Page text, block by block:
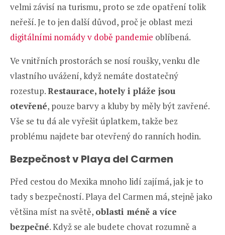
velmi závisí na turismu, proto se zde opatření tolik
neřeší. Je to jen další důvod, proč je oblast mezi
digitálními nomády v době pandemie oblíbená.
Ve vnitřních prostorách se nosí roušky, venku dle
vlastního uvážení, když nemáte dostatečný
rozestup.Restaurace, hotely i pláže jsou
otevřené, pouze barvy a kluby by měly být zavřené.
Vše se tu dá ale vyřešit úplatkem, takže bez
problému najdete bar otevřený do ranních hodin.
Bezpečnost v Playa del Carmen
Před cestou do Mexika mnoho lidí zajímá, jak je to
tady s bezpečností. Playa del Carmen má, stejně jako
většina míst na světě, oblasti méně a více
bezpečné. Když se ale budete chovat rozumně a